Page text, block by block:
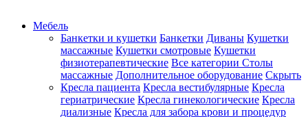
Мебель
Банкетки и кушетки Банкетки Диваны Кушетки
массажные Кушетки смотровые Кушетки
физиотерапевтические Все категории Столы
массажные Дополнительное оборудование Скрыть
Кресла пациента Кресла вестибулярные Кресла
гериатрические Кресла гинекологические Кресла
диализные Кресла для забора крови и процедур